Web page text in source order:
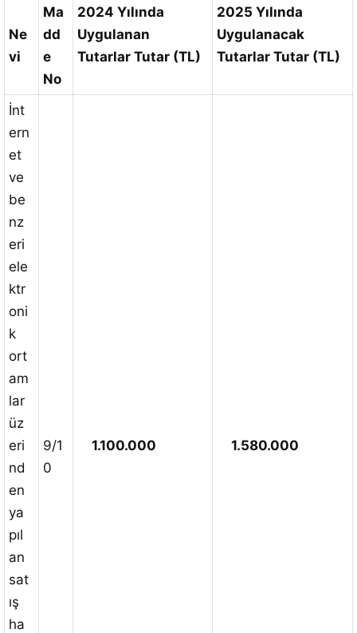
Ne
vi
Ma
dd
e
No
2024 Yılında
Uygulanan
Tutarlar Tutar (TL)
2025 Yılında
Uygulanacak
Tutarlar Tutar (TL)
İnt
ern
et
ve
be
nz
eri
ele
ktr
oni
k
ort
am
lar
üz
eri
nd
en
ya
pıl
an
sat
ış
ha
9/1
0
1.100.000 1.580.000